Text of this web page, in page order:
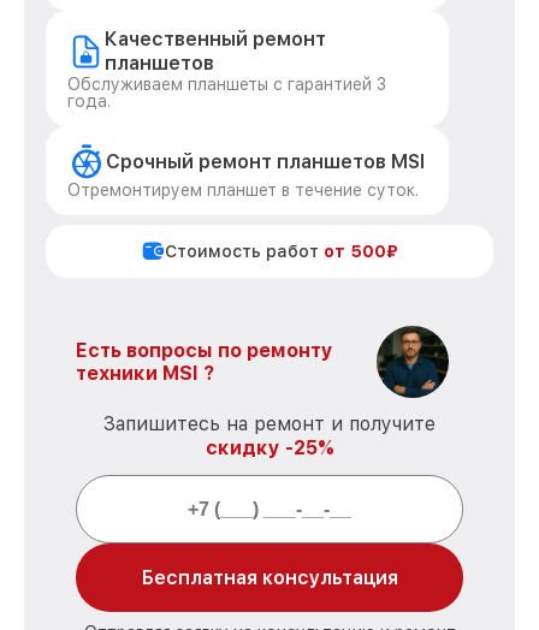
Качественный ремонт
планшетов
Обслуживаем планшеты с гарантией 3
года.
Срочный ремонт планшетов MSI
Отремонтируем планшет в течение суток.
Стоимость работ от 500₽
Есть вопросы по ремонту
техники MSI ?
Запишитесь на ремонт и получите
скидку -25%
Бесплатная консультация